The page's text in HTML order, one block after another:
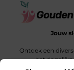
Jouw
Ontdek een
het